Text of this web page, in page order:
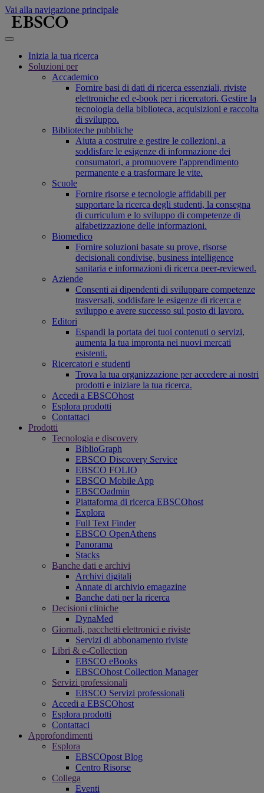
Vai alla navigazione principale
Inizia la tua ricerca
Soluzioni per
Accademico
Fornire basi di dati di ricerca essenziali, riviste
elettroniche ed e-book per i ricercatori. Gestire la
tecnologia della biblioteca, acquisizioni e raccolta
di sviluppo.
Biblioteche pubbliche
Aiuta a costruire e gestire le collezioni, a
soddisfare le esigenze di informazione dei
consumatori, a promuovere l'apprendimento
permanente e a trasformare le vite.
Scuole
Fornire risorse e tecnologie affidabili per
supportare la ricerca degli studenti, la consegna
di curriculum e lo sviluppo di competenze di
alfabetizzazione delle informazioni.
Biomedico
Fornire soluzioni basate su prove, risorse
decisionali condivise, business intelligence
sanitaria e informazioni di ricerca peer-reviewed.
Aziende
Consenti ai dipendenti di sviluppare competenze
trasversali, soddisfare le esigenze di ricerca e
sviluppo e avere successo sul posto di lavoro.
Editori
Espandi la portata dei tuoi contenuti o servizi,
aumenta la tua impronta nei nuovi mercati
esistenti.
Ricercatori e studenti
Trova la tua organizzazione per accedere ai nostri
prodotti e iniziare la tua ricerca.
Accedi a EBSCOhost
Esplora prodotti
Contattaci
Prodotti
Tecnologia e discovery
BiblioGraph
EBSCO Discovery Service
EBSCO FOLIO
EBSCO Mobile App
EBSCOadmin
Piattaforma di ricerca EBSCOhost
Explora
Full Text Finder
EBSCO OpenAthens
Panorama
Stacks
Banche dati e archivi
Archivi digitali
Annate di archivio emagazine
Banche dati per la ricerca
Decisioni cliniche
DynaMed
Giornali, pacchetti elettronici e riviste
Servizi di abbonamento riviste
Libri & e-Collection
EBSCO eBooks
EBSCOhost Collection Manager
Servizi professionali
EBSCO Servizi professionali
Accedi a EBSCOhost
Esplora prodotti
Contattaci
Approfondimenti
Esplora
EBSCOpost Blog
Centro Risorse
Collega
Eventi